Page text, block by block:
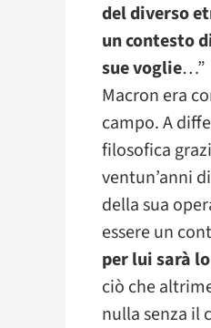
del diverso
un contesto
sue voglie…”
Macron era
campo. A
filosofica
ventun’anni
della sua
essere un
per lui sarà
ciò che
nulla senza il